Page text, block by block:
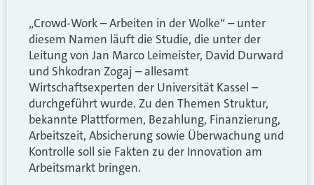
„Crowd-Work – Arbeiten in der Wolke“ – unter
diesem Namen läuft die Studie, die unter der
Leitung von Jan Marco Leimeister, David Durward
und Shkodran Zogaj – allesamt
Wirtschaftsexperten der Universität Kassel –
durchgeführt wurde. Zu den Themen Struktur,
bekannte Plattformen, Bezahlung, Finanzierung,
Arbeitszeit, Absicherung sowie Überwachung und
Kontrolle soll sie Fakten zu der Innovation am
Arbeitsmarkt bringen.